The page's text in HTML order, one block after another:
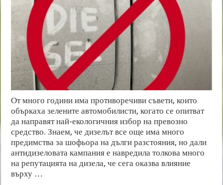
От много години има противоречиви съвети, които
объркаха зелените автомобилисти, когато се опитват
да направят най-екологичния избор на превозно
средство. Знаем, че дизелът все още има много
предимства за шофьора на дълги разстояния, но дали
антидизеловата кампания е навредила толкова много
на репутацията на дизела, че сега оказва влияние
върху …